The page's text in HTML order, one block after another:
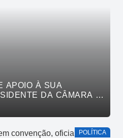
APOIO À SUA
DA CÂMARA E
BENTO
POLÍTICA